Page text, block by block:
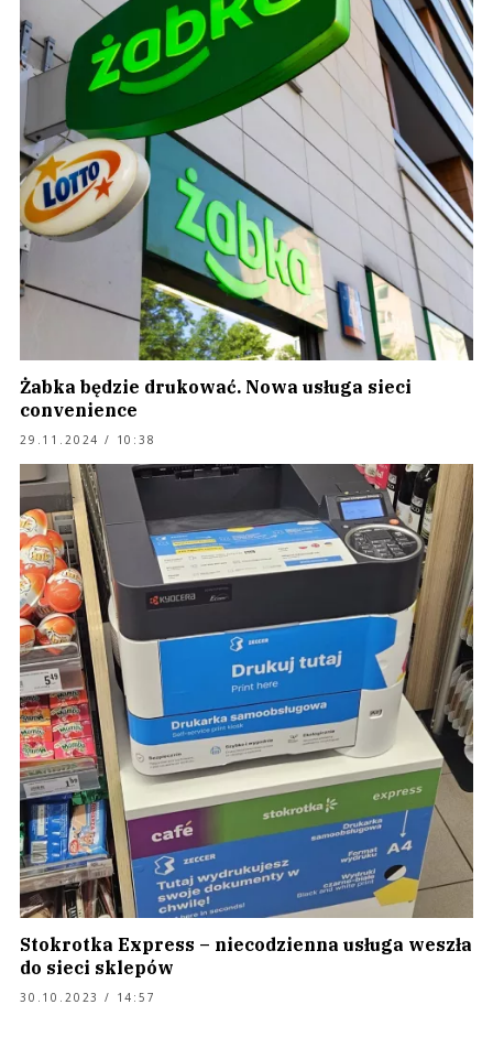
Żabka będzie drukować. Nowa usługa sieci
convenience
29.11.2024 / 10:38
Stokrotka Express – niecodzienna usługa weszła
do sieci sklepów
30.10.2023 / 14:57